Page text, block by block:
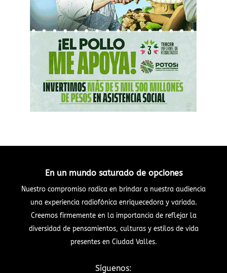
En un mundo saturado de opciones
Nuestro compromiso radica en brindar a nuestra audiencia
una experiencia radiofónica enriquecedora y variada.
Creemos firmemente en la importancia de reflejar la
diversidad de pensamientos, culturas y estilos de vida
presentes en Ciudad Valles.
Síguenos: